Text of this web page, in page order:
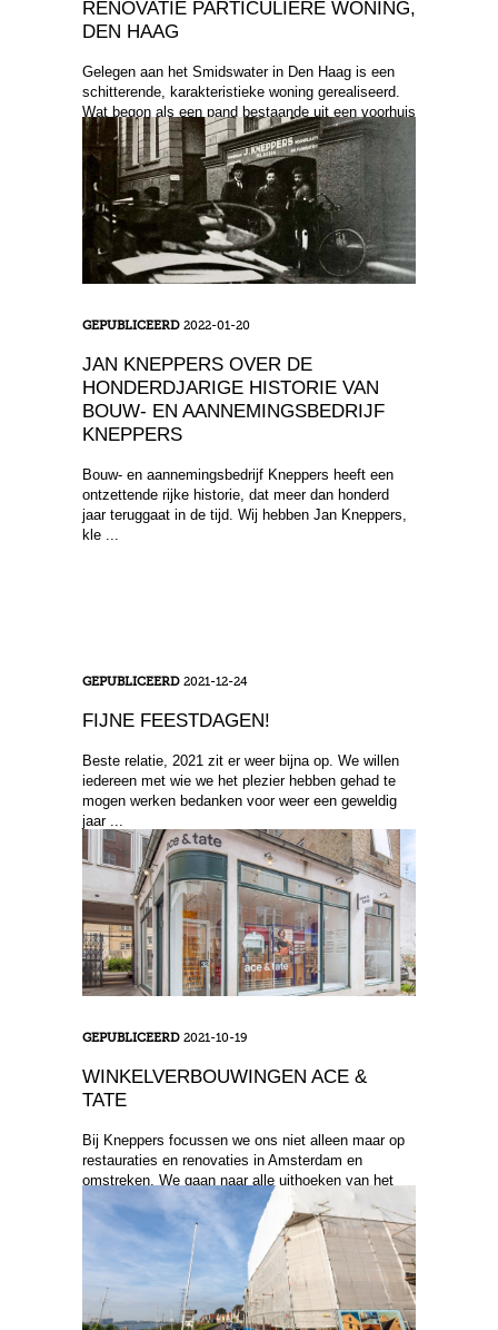
RENOVATIE PARTICULIERE WONING,
DEN HAAG
Gelegen aan het Smidswater in Den Haag is een
schitterende, karakteristieke woning gerealiseerd.
Wat begon als een pand bestaande uit een voorhuis
en ...
GEPUBLICEERD 2022-01-20
JAN KNEPPERS OVER DE
HONDERDJARIGE HISTORIE VAN
BOUW- EN AANNEMINGSBEDRIJF
KNEPPERS
Bouw- en aannemingsbedrijf Kneppers heeft een
ontzettende rijke historie, dat meer dan honderd
jaar teruggaat in de tijd. Wij hebben Jan Kneppers,
kle ...
GEPUBLICEERD 2021-12-24
FIJNE FEESTDAGEN!
Beste relatie, 2021 zit er weer bijna op. We willen
iedereen met wie we het plezier hebben gehad te
mogen werken bedanken voor weer een geweldig
jaar ...
GEPUBLICEERD 2021-10-19
WINKELVERBOUWINGEN ACE &
TATE
Bij Kneppers focussen we ons niet alleen maar op
restauraties en renovaties in Amsterdam en
omstreken. We gaan naar alle uithoeken van het